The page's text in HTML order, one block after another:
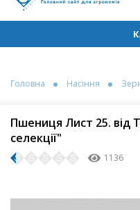
Головна Насіння
Пшениця Лист 25. від
селекції"
1136